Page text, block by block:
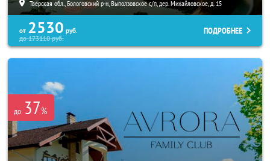
Тверская обл., Бологовский р-н, Выползовское с/п, дер. Михайловское, д. 15
от 2530 руб.
до173110руб.
ПОДРОБНЕЕ
до 37%